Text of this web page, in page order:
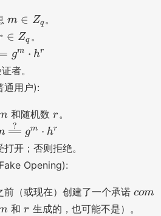
m
\i
Z
_
q
m ∈ Zq 。
∈ Zq 。
= gm ⋅ hr
者。
通用户):
和随机数 r
r 。
?
gm ⋅ hr
开；否则拒绝。
Opening):
前（或现在）创建了一个承诺 c
com
和 r
r 生成的，也可能不是）。